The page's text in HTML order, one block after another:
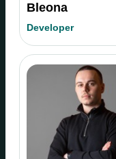
Bleona
Developer